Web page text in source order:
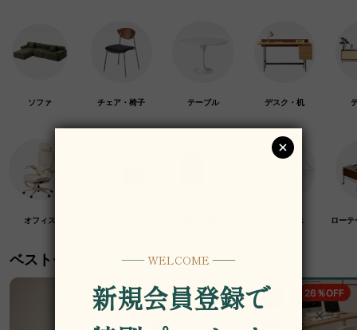
ソファ チェア・椅子 テーブル デスク・机
オフィス マットレス ロー
ベストセラー
19％OFF 26％OFF